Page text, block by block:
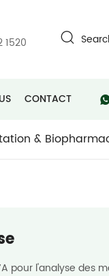
1520
CONTACT
&
pour l'analyse des